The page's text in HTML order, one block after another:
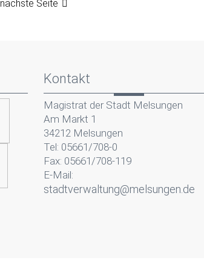
nächste Seite
Kontakt
Magistrat der Stadt Melsungen
Am Markt 1
34212 Melsungen
Tel: 05661/708-0
Fax: 05661/708-119
E-Mail:
stadtverwaltung@melsungen.de